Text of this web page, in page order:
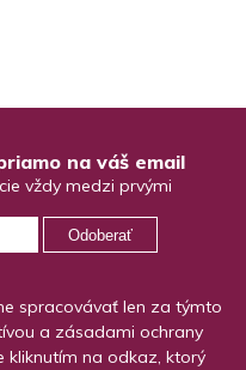
na váš email
vždy medzi prvými
Odoberať
spracovávať len za týmto
a zásadami ochrany
kliknutím na odkaz, ktorý